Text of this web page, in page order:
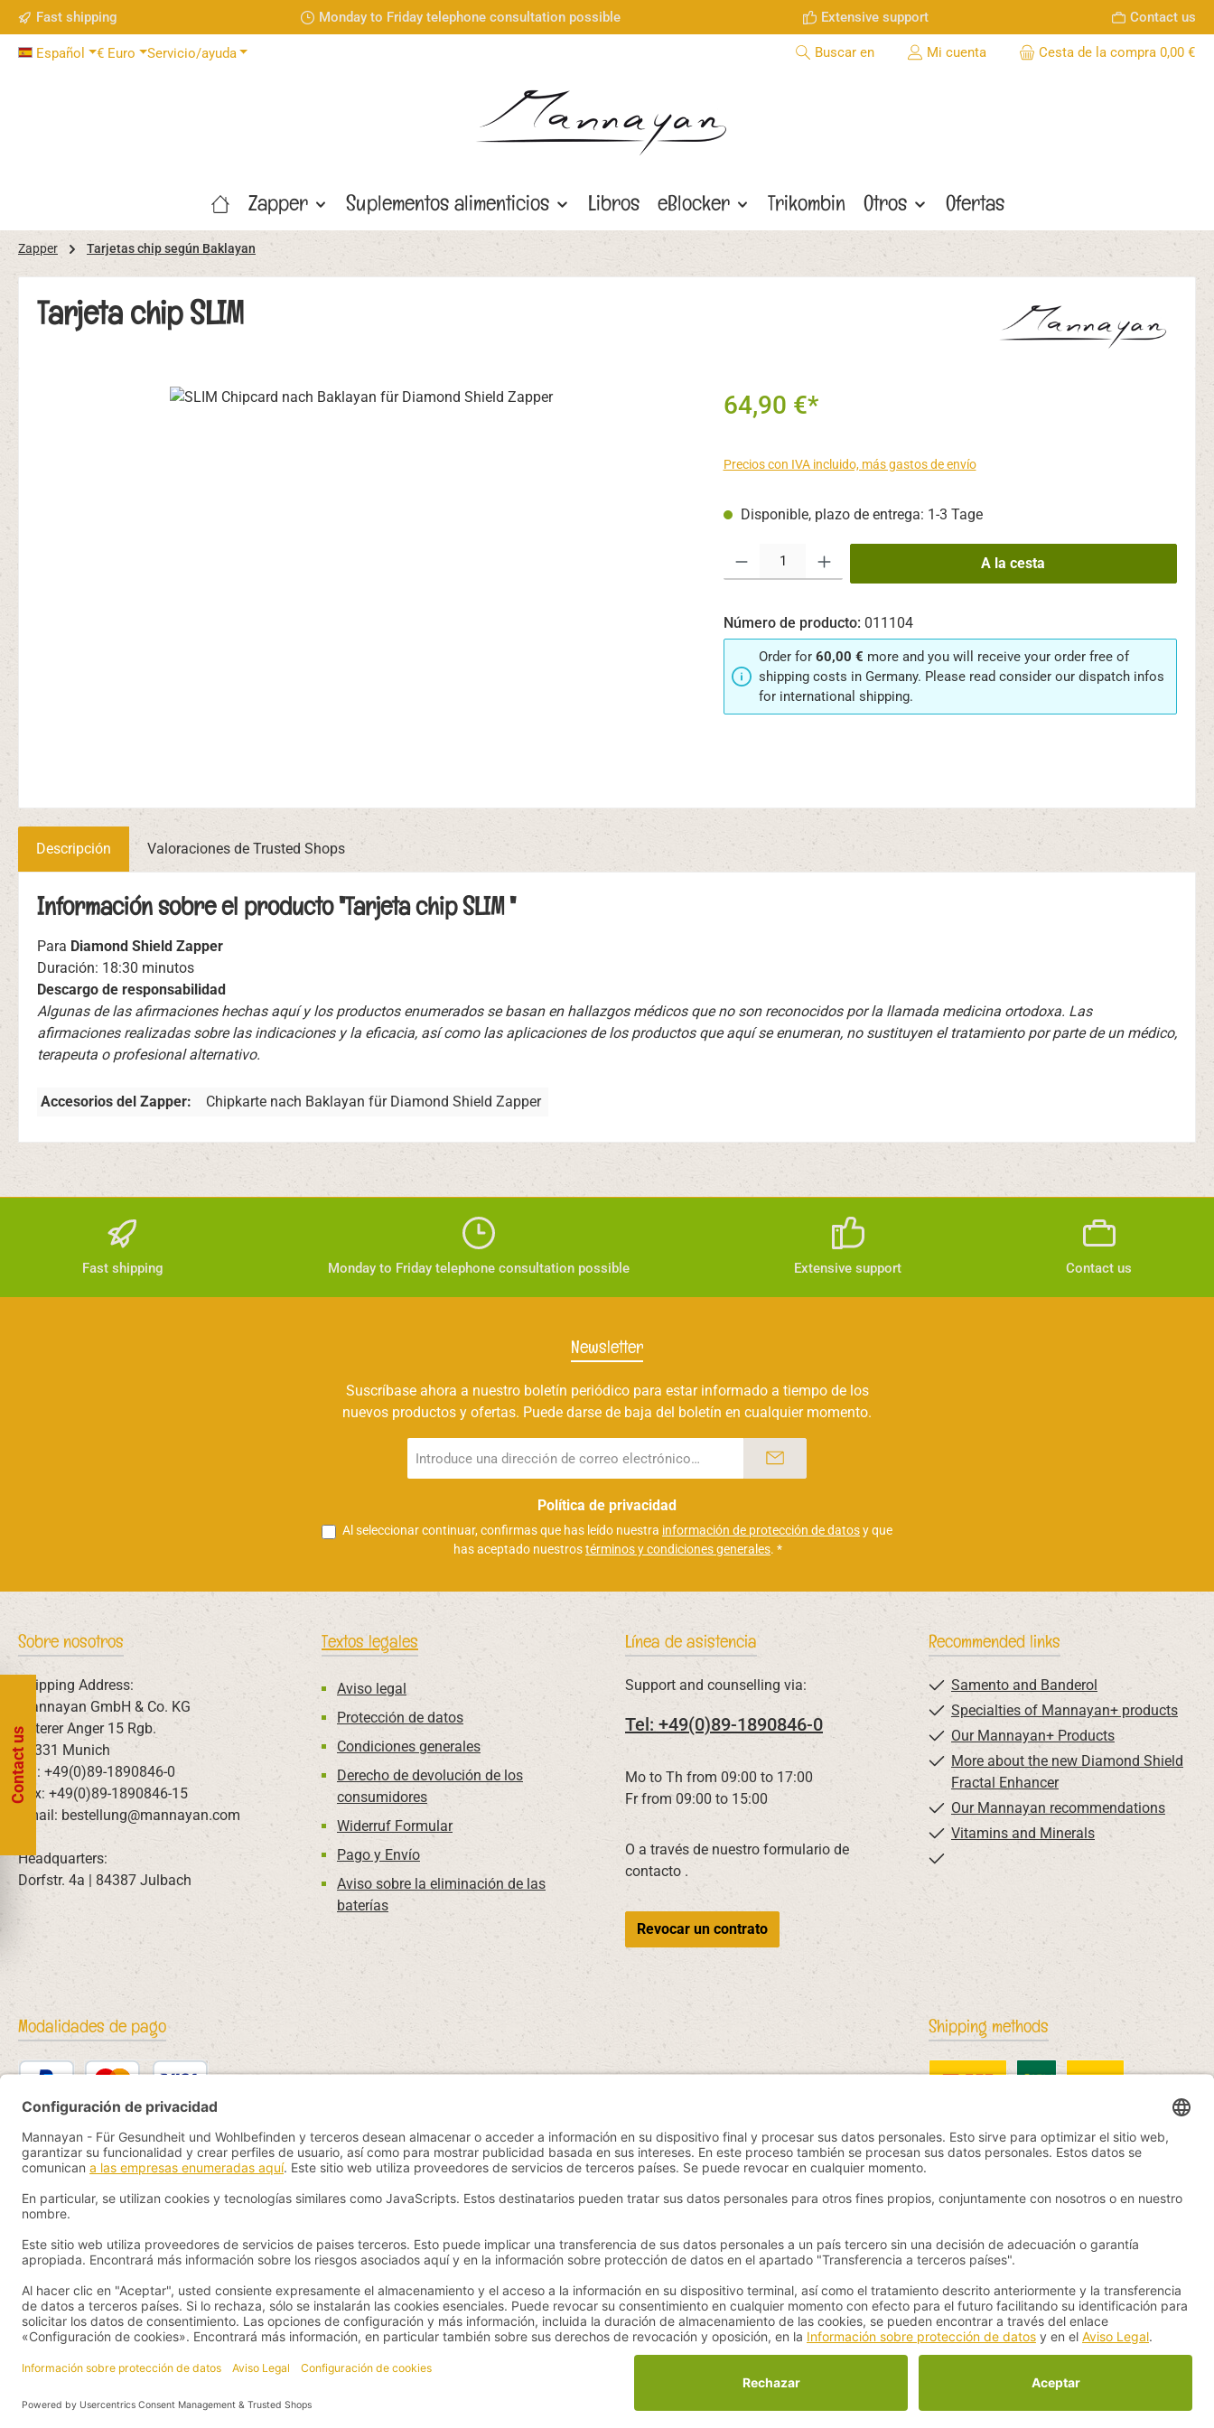
al contenido principal
Saltar a la búsqueda
Saltar a la navegación principal
Fast shipping Monday to Friday telephone consultation possible Extensive support Contact us
Español € Euro Servicio/ayuda Buscar en Mi cuenta Cesta de la compra 0,00 €
Zapper Suplementos alimenticios Libros eBlocker Trikombin Otros Ofertas
Zapper Tarjetas chip según Baklayan
Tarjeta chip SLIM
Omitir galería de imágenes 64,90 €*
Precios con IVA incluido, más gastos de envío
Disponible, plazo de entrega: 1-3 Tage
A la cesta
Número de producto: 011104
Order for 60,00 € more and you will receive your order free of
shipping costs in Germany. Please read consider our dispatch infos
for international shipping.
Descripción Valoraciones de Trusted Shops
Información sobre el producto "Tarjeta chip SLIM "
Para Diamond Shield Zapper
Duración: 18:30 minutos
Descargo de responsabilidad
Algunas de las afirmaciones hechas aquí y los productos enumerados se basan en hallazgos médicos que no son reconocidos por la llamada medicina ortodoxa. Las
afirmaciones realizadas sobre las indicaciones y la eficacia, así como las aplicaciones de los productos que aquí se enumeran, no sustituyen el tratamiento por parte de un médico,
terapeuta o profesional alternativo.
Accesorios del Zapper: Chipkarte nach Baklayan für Diamond Shield Zapper
Fast shipping Monday to Friday telephone consultation possible Extensive support Contact us
Newsletter
Suscríbase ahora a nuestro boletín periódico para estar informado a tiempo de los
nuevos productos y ofertas. Puede darse de baja del boletín en cualquier momento.
de
Política de privacidad
Al seleccionar continuar, confirmas que has leído nuestra información de protección de datosy que
has aceptado nuestrostérminos y condiciones generales. *
Sobre nosotros
Shipping Address:
Mannayan GmbH & Co. KG
Unterer Anger 15 Rgb.
80331 Munich
Tel: +49(0)89-1890846-0
Fax: +49(0)89-1890846-15
Email: bestellung@mannayan.com
Headquarters:
Dorfstr. 4a | 84387 Julbach
Textos legales
Aviso legal
Protección de datos
Condiciones generales
Derecho de devolución de los
consumidores
Widerruf Formular
Pago y Envío
Aviso sobre la eliminación de las
baterías
Línea de asistencia
Support and counselling via:
Tel: +49(0)89-1890846-0
Mo to Th from 09:00 to 17:00
Fr from 09:00 to 15:00
O a través de nuestro formulario de
contacto .
Revocar un contrato
Recommended links
Samento and Banderol
Specialties of Mannayan+ products
Our Mannayan+ Products
More about the new Diamond Shield
Fractal Enhancer
Our Mannayan recommendations
Vitamins and Minerals
Modalidades de pago
PayPal Kredit- oder Debitkarte
BancontactSEPA Lastschrift
eps
iDEAL Przelewy24
Vorkasse Pay by YaBandPay
WeChat Pay + AliPay
Shipping methods
DHL International
Todos los precios incluyen el IVA más
y los posibles gastos de envío, a menos que se indique lo contrario.
Contact us